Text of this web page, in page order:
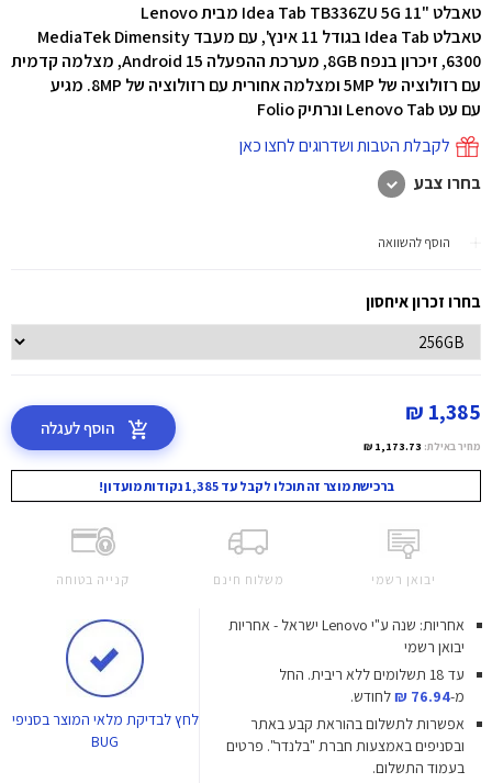
טאבלט "11 Idea Tab TB336ZU 5G מבית Lenovo
טאבלט Idea Tab בגודל 11 אינץ',
עם מעבד MediaTek Dimensity
6300, זיכרון בנפח 8GB, מערכת ההפעלה Android 15, מצלמה קדמית
עם רזולוציה של 5MP ומצלמה אחורית עם רזולוציה של 8MP. מגיע
עם עט Lenovo Tab ונרתיק Folio
לקבלת הטבות ושדרוגים לחצו כאן
בחרו צבע
הוסף להשוואה
בחרו זכרון איחסון
1,385 ₪
מחיר באילת: 1,173.73 ₪
הוסף לעגלה
ברכישת מוצר זה תוכלו לקבל עד 1,385 נקודות מועדון!
יבואן רשמי משלוח חינם קנייה בטוחה
אחריות: שנה ע"י Lenovo ישראל - אחריות
יבואן רשמי
עד 18 תשלומים ללא ריבית.
החל
מ-76.94 ₪
לחודש.
אפשרות לתשלום בהוראת קבע באתר
ובסניפים באמצעות חברת "בלנדר". פרטים
בעמוד התשלום.
לחץלבדיקת מלאי המוצר בסניפי
BUG